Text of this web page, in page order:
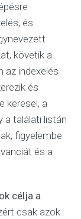
és
követik a
az indexelés
és
keresel, a
a találati listán
figyelembe
és a
célja a
csak azok